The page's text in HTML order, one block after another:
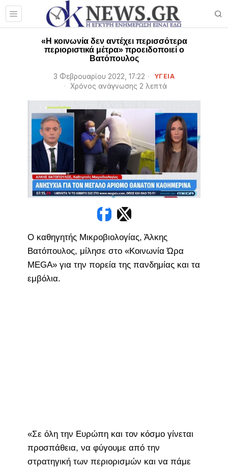
«Η κοινωνία δεν αντέχει περισσότερα
περιοριστικά μέτρα» προειδοποιεί ο
Βατόπουλος
3 Φεβρουαρίου 2022, 17:22 ΥΓΕΙΑ
Χρόνος ανάγνωσης 2 λεπτά
Ο καθηγητής Μικροβιολογίας, Άλκης
Βατόπουλος, μίλησε στο «Κοινωνία Ώρα
MEGA» για την πορεία της πανδημίας και τα
εμβόλια.
«Σε όλη την Ευρώπη και τον κόσμο γίνεται
προσπάθεια, να φύγουμε από την
στρατηγική των περιορισμών και να πάμε